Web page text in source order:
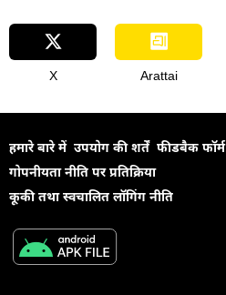
X Arattai
हमारे बारे में उपयोग की शर्तें फीडबैक फॉर्म
गोपनीयता नीति पर प्रतिक्रिया
कूकी तथा स्वचालित लॉगिंग नीति